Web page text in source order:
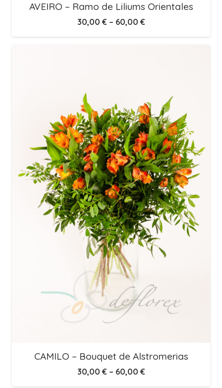
AVEIRO – Ramo de Liliums Orientales
30,00 €– 60,00 €
CAMILO – Bouquet de Alstromerias
30,00 €– 60,00 €